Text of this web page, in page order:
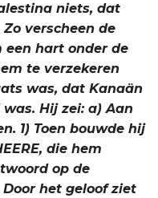
niets, dat
verscheen de
een hart onder de
te verzekeren
was, dat Kanaän
Hij zei: a) Aan
1) Toen bouwde hij
die hem
op de
het geloof ziet